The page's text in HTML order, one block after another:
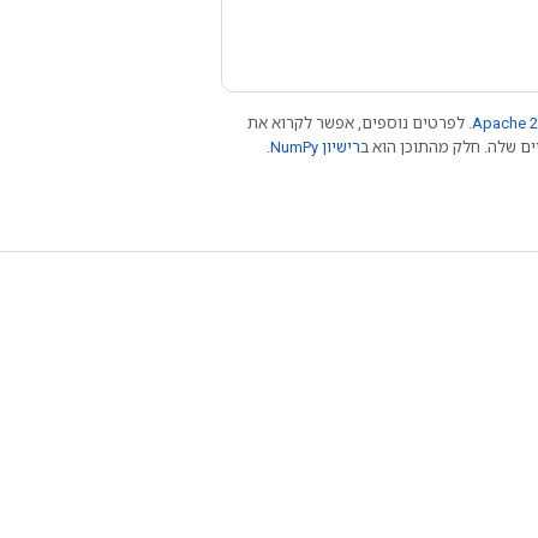
Apache . לפרטים נוספים, אפשר לקרוא את
רישיון NumPy‏